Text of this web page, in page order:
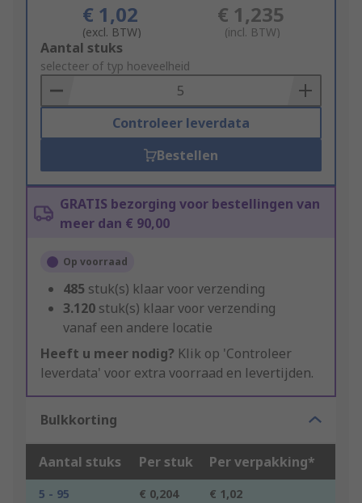
€ 1,02
(excl. BTW)
€ 1,235
(incl. BTW)
Add
to
Basket
Aantal stuks
selecteer of typ hoeveelheid
Controleer leverdata
Bestellen
GRATIS bezorging voor bestellingen van
meer dan € 90,00
Op voorraad
485 stuk(s) klaar voor verzending
3.120 stuk(s) klaar voor verzending
vanaf een andere locatie
Heeft u meer nodig? Klik op 'Controleer
leverdata' voor extra voorraad en levertijden.
Bulkkorting
Aantal stuks Per stuk Per verpakking*
5 - 95 € 0,204
€ 1,02